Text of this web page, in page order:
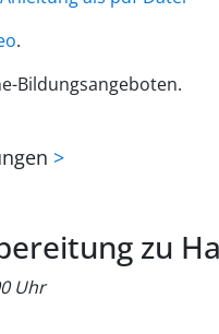
.
Bildungsangeboten.
>
zu
Uhr